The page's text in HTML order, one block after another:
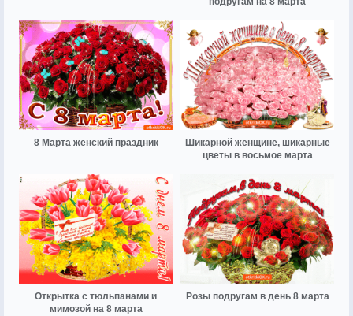
8 Марта женский праздник
Шикарной женщине, шикарные
цветы в восьмое марта
Открытка с тюльпанами и
мимозой на 8 марта
Розы подругам в день 8 марта